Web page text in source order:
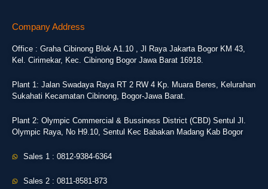
Company Address
Office : Graha Cibinong Blok A1.10 , Jl Raya Jakarta Bogor KM 43,
Kel. Cirimekar, Kec. Cibinong Bogor Jawa Barat 16918.
Plant 1: Jalan Swadaya Raya RT 2 RW 4 Kp. Muara Beres, Kelurahan
Sukahati Kecamatan Cibinong, Bogor-Jawa Barat.
Plant 2: Olympic Commercial & Bussiness District (CBD) Sentul Jl.
Olympic Raya, No H9.10, Sentul Kec Babakan Madang Kab Bogor
Sales 1 : 0812-9384-6364
Sales 2 : 0811-8581-873